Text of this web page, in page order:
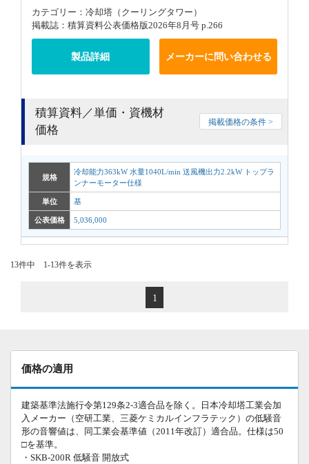
カテゴリー：冷却塔（クーリングタワー）
掲載誌：積算資料公表価格版2026年8月号 p.266
製品詳細 メーカーに問い合わせる
積算資料／単価・資機材
価格
掲載価格の条件 >
規格
冷却能力363kW 水量1040L/min 送風機出力2.2kW トップラ
ンナーモーター仕様
単位 基
公表価格 5,036,000
13件中 1-13件を表示
1
価格の適用
建築基準法施行令第129条2-3適合品を除く。日本冷却塔工業会加
入メーカー（空研工業、三菱ケミカルインフラテック）の低騒音
形の音響値は、同工業会基準値（2011年改訂）適合品。仕様は50
□を基準。
・SKB-200R 低騒音 開放式